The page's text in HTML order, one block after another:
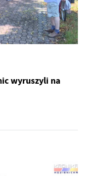
wyruszyli na
mediów